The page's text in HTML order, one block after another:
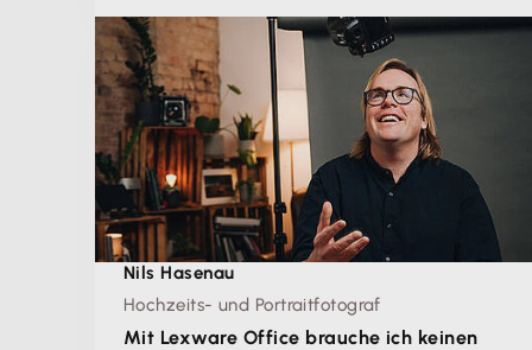
Nils Hasenau
Hochzeits- und Portraitfotograf
Mit Lexware Office brauche ich keinen